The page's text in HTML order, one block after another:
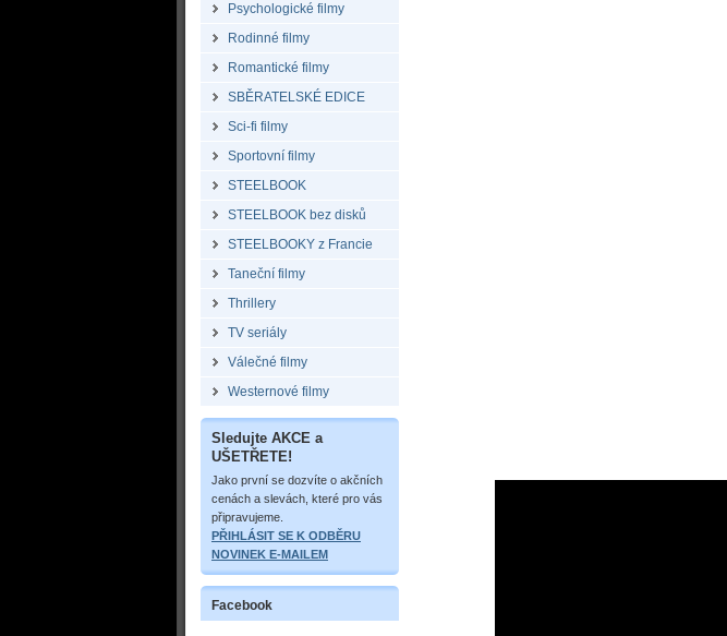
Psychologické filmy
Rodinné filmy
Romantické filmy
SBĚRATELSKÉ EDICE
Sci-fi filmy
Sportovní filmy
STEELBOOK
STEELBOOK bez disků
STEELBOOKY z Francie
Taneční filmy
Thrillery
TV seriály
Válečné filmy
Westernové filmy
Sledujte AKCE a
UŠETŘETE!
Jako první se dozvíte o akčních
cenách a slevách, které pro vás
připravujeme.
PŘIHLÁSIT SE K ODBĚRU
NOVINEK E-MAILEM
Facebook